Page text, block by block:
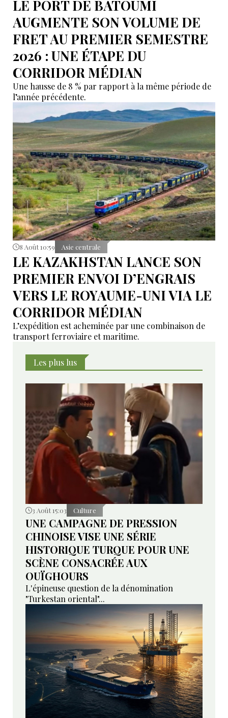
LE PORT DE BATOUMI
AUGMENTE SON VOLUME DE
FRET AU PREMIER SEMESTRE
2026 : UNE ÉTAPE DU
CORRIDOR MÉDIAN
Une hausse de 8 % par rapport à la même période de
l’année précédente.
8 Août 10:59 Asie centrale
LE KAZAKHSTAN LANCE SON
PREMIER ENVOI D’ENGRAIS
VERS LE ROYAUME-UNI VIA LE
CORRIDOR MÉDIAN
L’expédition est acheminée par une combinaison de
transport ferroviaire et maritime.
Les plus lus
3 Août 15:03 Culture
UNE CAMPAGNE DE PRESSION
CHINOISE VISE UNE SÉRIE
HISTORIQUE TURQUE POUR UNE
SCÈNE CONSACRÉE AUX
OUÏGHOURS
L'épineuse question de la dénomination
"Turkestan oriental"...